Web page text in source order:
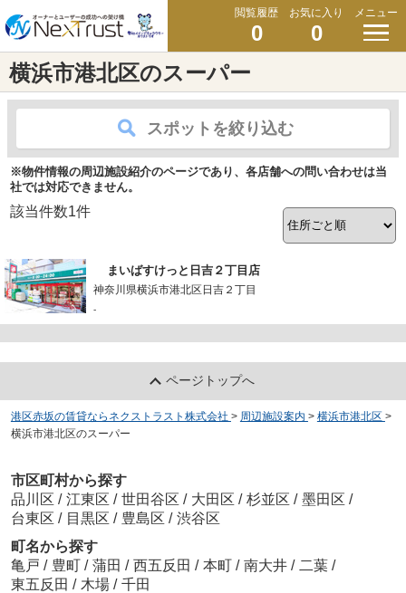
閲覧履歴
0
お気に入り
0
メニュー
横浜市港北区のスーパー
スポットを絞り込む
※物件情報の周辺施設紹介のページであり、各店舗への問い合わせは当
社では対応できません。
該当件数1件
まいばすけっと日吉２丁目店
神奈川県横浜市港北区日吉２丁目
-
ページトップへ
港区赤坂の賃貸ならネクストラスト株式会社 > 周辺施設案内 > 横浜市港北区 >
横浜市港北区のスーパー
市区町村から探す
品川区 / 江東区 / 世田谷区 / 大田区 / 杉並区 / 墨田区 /
台東区 / 目黒区 / 豊島区 / 渋谷区
町名から探す
亀戸 / 豊町 / 蒲田 / 西五反田 / 本町 / 南大井 / 二葉 /
東五反田 / 木場 / 千田